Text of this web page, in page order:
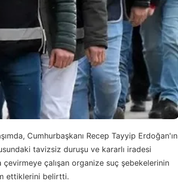
Cumhurbaşkanı Recep Tayyip Erdoğan'ın
tavizsiz duruşu ve kararlı iradesi
çalışan organize suç şebekelerinin
ettiklerini belirtti.